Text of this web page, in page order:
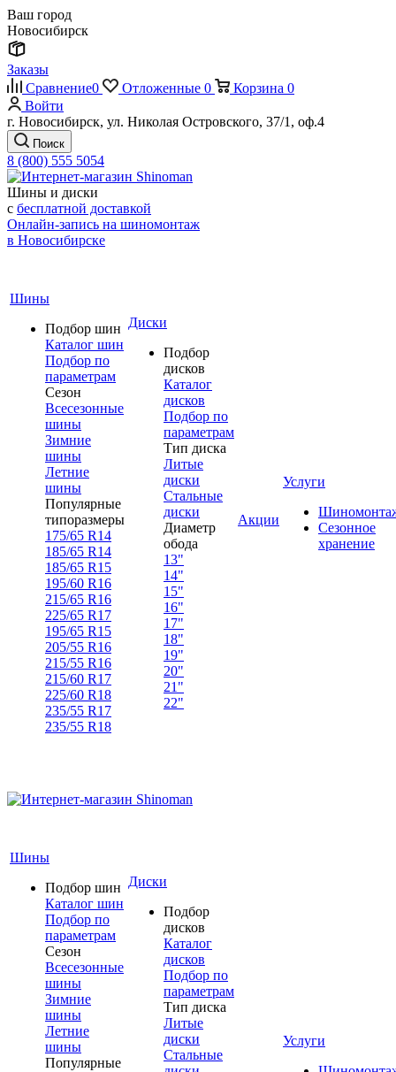
Ваш город
Новосибирск
Заказы
Сравнение0 Отложенные 0 Корзина 0
Войти
г. Новосибирск, ул. Николая Островского, 37/1, оф.4
Поиск
8 (800) 555 5054
Шины и диски
с бесплатной доставкой
Онлайн-запись на шиномонтаж
в Новосибирске
Шины
Подбор шин
Каталог шин
Подбор по
параметрам
Сезон
Всесезонные
шины
Зимние
шины
Летние
шины
Популярные
типоразмеры
175/65 R14
185/65 R14
185/65 R15
195/60 R16
215/65 R16
225/65 R17
195/65 R15
205/55 R16
215/55 R16
215/60 R17
225/60 R18
235/55 R17
235/55 R18
Диски
Подбор
дисков
Каталог
дисков
Подбор по
параметрам
Тип диска
Литые
диски
Стальные
диски
Диаметр
обода
13"
14"
15"
16"
17"
18"
19"
20"
21"
22"
Акции
Услуги
Сезонное
хранение
Шины
Подбор шин
Каталог шин
Подбор по
параметрам
Сезон
Всесезонные
шины
Зимние
шины
Летние
шины
Популярные
Диски
Подбор
дисков
Каталог
дисков
Подбор по
параметрам
Тип диска
Литые
диски
Стальные
Услуги